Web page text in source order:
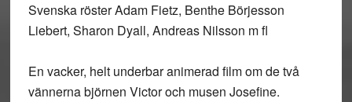
Svenska röster Adam Fietz, Benthe Börjesson
Liebert, Sharon Dyall, Andreas Nilsson m fl
En vacker, helt underbar animerad film om de två
vännerna björnen Victor och musen Josefine.